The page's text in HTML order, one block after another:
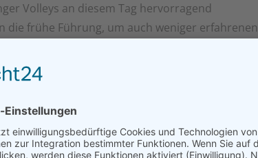
Volleys an diesem Tag hervorragend
frühe Führung, um auch weniger erfahrenen
und verschiedene Positionskombinationen
ein. Türkheim nutzte diese Phase, um
gestalten. Doch in dieser entscheidenden
Pauline Regler und Helena Schreitmüller mit
das Team stabilisieren, sodass der 3:0-